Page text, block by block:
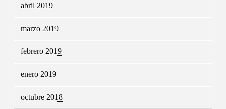
abril 2019
marzo 2019
febrero 2019
enero 2019
octubre 2018